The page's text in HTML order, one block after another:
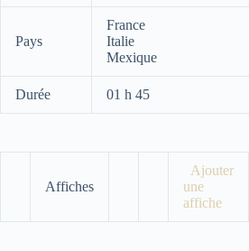
Pays
France
Italie
Mexique
Durée 01 h 45
Affiches
Ajouter
une
affiche